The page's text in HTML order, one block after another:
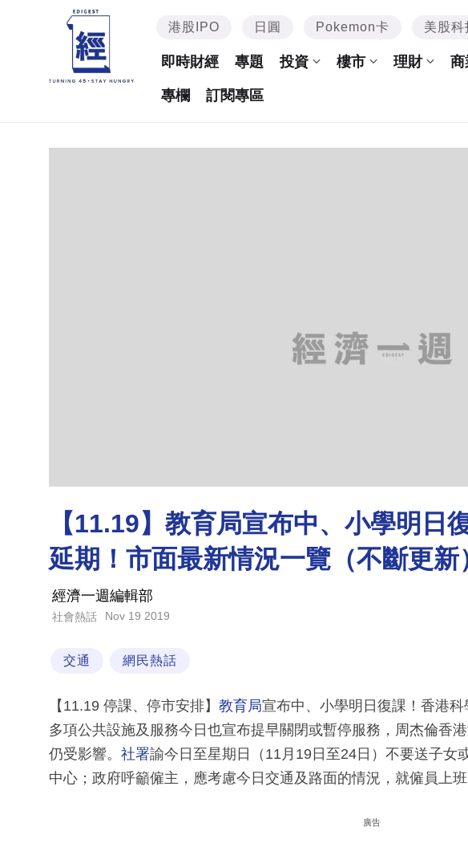
港股IPO 日圓 Pokemon卡 美股科
即時財經 專題 投資 樓市 理財 商
專欄 訂閱專區
【11.19】教育局宣布中、小學明日
延期！市面最新情況一覽（不斷更新
經濟一週編輯部
社會熱話 Nov 19 2019
交通 網民熱話
【11.19 停課、停市安排】 教育局宣布中、小學明日復課！香港
多項公共設施及服務今日也宣布提早關閉或暫停服務，周杰倫香
仍受影響。 社署諭今日至星期日（11月19日至24日）不要送子女
中心；政府呼籲僱主，應考慮今日交通及路面的情況，就僱員上班
廣告